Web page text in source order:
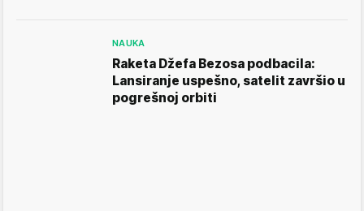
NAUKA
Raketa Džefa Bezosa podbacila:
Lansiranje uspešno, satelit završio u
pogrešnoj orbiti